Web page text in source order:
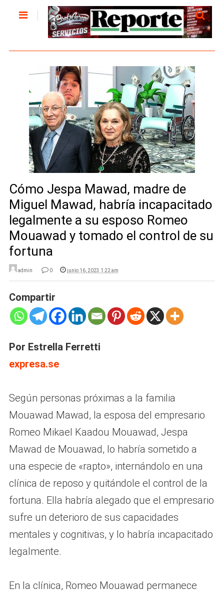
Cómo Jespa Mawad, madre de
Miguel Mawad, habría incapacitado
legalmente a su esposo Romeo
Mouawad y tomado el control de su
fortuna
admin 0 junio 16, 2023 1:22 am
Compartir
Por Estrella Ferretti
expresa.se
Según personas próximas a la familia
Mouawad Mawad, la esposa del empresario
Romeo Mikael Kaadou Mouawad, Jespa
Mawad de Mouawad, lo habría sometido a
una especie de «rapto», internándolo en una
clínica de reposo y quitándole el control de la
fortuna. Ella habría alegado que el empresario
sufre un deterioro de sus capacidades
mentales y cognitivas, y lo habría incapacitado
legalmente.
En la clínica, Romeo Mouawad permanece